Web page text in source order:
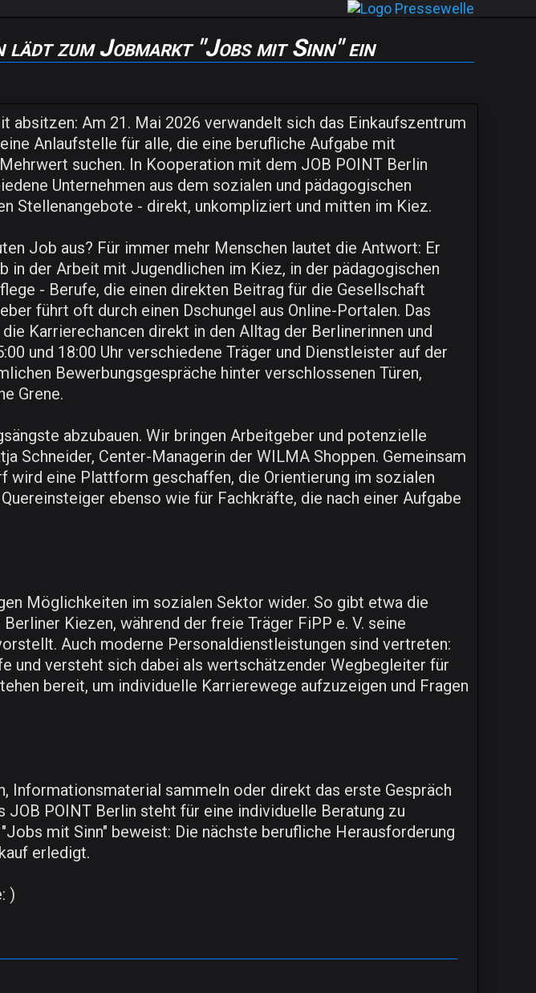
zum Jobmarkt "Jobs mit Sinn" ein
absitzen: Am 21. Mai 2026 verwandelt sich das Einkaufszentrum
Anlaufstelle für alle, die eine berufliche Aufgabe mit
suchen. In Kooperation mit dem JOB POINT Berlin
Unternehmen aus dem sozialen und pädagogischen
Stellenangebote - direkt, unkompliziert und mitten im Kiez.
Job aus? Für immer mehr Menschen lautet die Antwort: Er
in der Arbeit mit Jugendlichen im Kiez, in der pädagogischen
- Berufe, die einen direkten Beitrag für die Gesellschaft
führt oft durch einen Dschungel aus Online-Portalen. Das
Karrierechancen direkt in den Alltag der Berlinerinnen und
und 18:00 Uhr verschiedene Träger und Dienstleister auf der
Bewerbungsgespräche hinter verschlossenen Türen,
Grene.
abzubauen. Wir bringen Arbeitgeber und potenzielle
Schneider, Center-Managerin der WILMA Shoppen. Gemeinsam
wird eine Plattform geschaffen, die Orientierung im sozialen
ebenso wie für Fachkräfte, die nach einer Aufgabe
Möglichkeiten im sozialen Sektor wider. So gibt etwa die
Kiezen, während der freie Träger FiPP e. V. seine
Auch moderne Personaldienstleistungen sind vertreten:
und versteht sich dabei als wertschätzender Wegbegleiter für
bereit, um individuelle Karrierewege aufzuzeigen und Fragen
Informationsmaterial sammeln oder direkt das erste Gespräch
POINT Berlin steht für eine individuelle Beratung zu
mit Sinn" beweist: Die nächste berufliche Herausforderung
erledigt.
)